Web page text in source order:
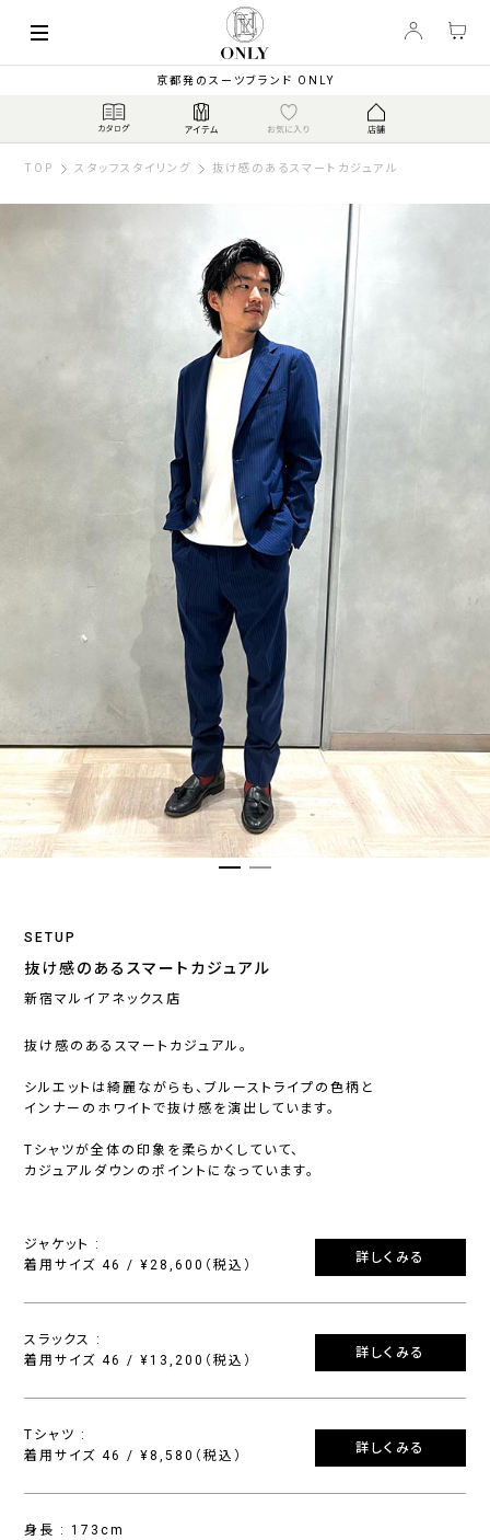
京都発のスーツブランド ONLY
TOP スタッフスタイリング 抜け感のあるスマートカジュアル
SETUP
抜け感のあるスマートカジュアル
新宿マルイアネックス店
抜け感のあるスマートカジュアル。
シルエットは綺麗ながらも、ブルーストライプの色柄と
インナーのホワイトで抜け感を演出しています。
Tシャツが全体の印象を柔らかくしていて、
カジュアルダウンのポイントになっています。
ジャケット :
着用サイズ 46 / ¥28,600（税込）
詳しくみる
スラックス :
着用サイズ 46 / ¥13,200（税込）
詳しくみる
Tシャツ :
着用サイズ 46 / ¥8,580（税込）
詳しくみる
身長 : 173cm